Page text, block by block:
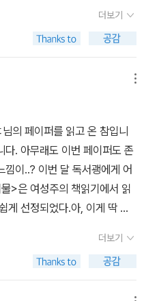
게 예뻤고, 얼굴도 잡티 하
결도 부드럽고, 손도 통통하
히 친구는 노래를 기가 막히
가지지 못한 것들을 친구
예쁘다고 말해주고, 친구도 화
너무 예뻐보여 곁에 있는 남
니 남편은 "놀고들 있네. 여자
면 하나도 안 예쁘다. 미의 기
없이 내뱉었다. 그래도 내 친
뇌회전도 빨라 자격증을 무조
고, 친구는 공대로 편입을 하
짜 맞던 친구는 대학을 졸업
고, 이직도 몇 번 하긴 했지
Nonfiction)은 2023년에야
자이기 때문이다.
구가 막힌 동굴(이브의 멍에,
19세기 여성 소설가, 시인은 이
이기에 남성적 필명으로 베
감수성의 출구를 찾아 헤매
러한 '의도된 은폐'를 어렵지
론적 불안정성 때문이다. 이
을 감당해내지 못해 외부로 분
밀접하게 연결되어 있는지 모
화된 감시인'(p.510이 늘 존재
회적 성적 배제와 강제에 의존
안의 경험을 두드리면서 새로
어떤 수치나 죄의식을 동반
해 성매매가 탈도덕적인 구매
조정과 순응을 통해 스스로
또다른 대출이 이어져 여성
동안 성매매 산업의 계층화
약될 수 있다. 이는 '쩜오','쩜
컬어지는 새로운 등급들이 계
. 이러한 세분화 과정은 여성
과 비교하게 하면서 자신의
정해진 것이라고 순응하도록
지즈코(上野千鶴子, 2012
대칭적으로작용하며, 남성에
자신들의 몸 가치의 부족분
화 과정역시 여성혐오에 기반
쉬를 얼굴에 맞기도..) 소파며
원초적인 일들이 많이 수반
면, 양육에 참여하지 않는(놀
여가 아니다) 아버지들은 확
이들은 기호계에서 똥묻히며
라면 아이가 어릴 때는 함께
류가 있을 수 있음 주의 ※윌
된 거의 대부분의 논문이 여성
그 주된 이유는 그들이 대부분
한다는 프로이트의 이론, 즉
자라고 말하는 본질주의적 관
의를 강화할 뿐이다. 나는 공
성이 다수의 공포영화에서 괴
더보기
의 페이퍼를 읽고 온 참입니
다. 아무래도 이번 페이퍼도 존
낌이..? 이번 달 독서괭에게 어
게 선정되었다.아, 이게 딱 집
책을 살펴본 것이다. 그림이
, 아이가 넘겨볼 때는 정말 없
쳐보니 두둥. 시작부터 이런 사
더보기